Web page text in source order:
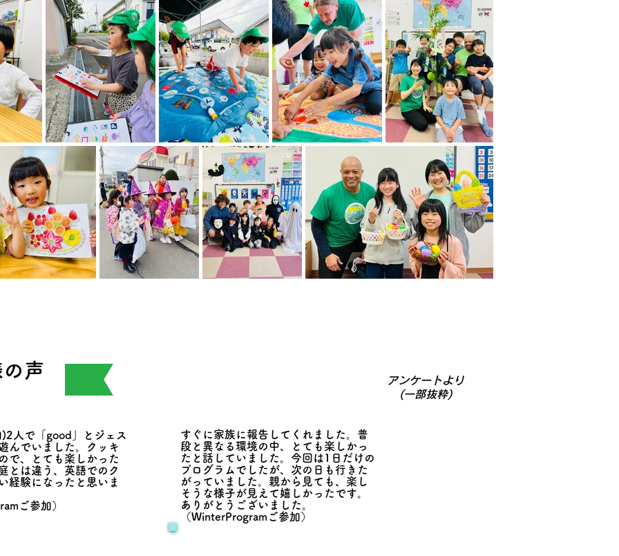
声
人で「good」とジェス
んでいました。クッキ
で、とても楽しかった
とは違う、英語でのク
経験になったと思いま
ご参加）
​アンケートより
​(一部抜粋)
すぐに家族に報告してくれました。普
段と異なる環境の中、とても楽しかっ
たと話していました。今回は1日だけの
プログラムでしたが、次の日も行きた
がっていました。親から見ても、楽し
そうな様子が見えて嬉しかったです。
ありがとうございました。
（WinterProgramご参加）